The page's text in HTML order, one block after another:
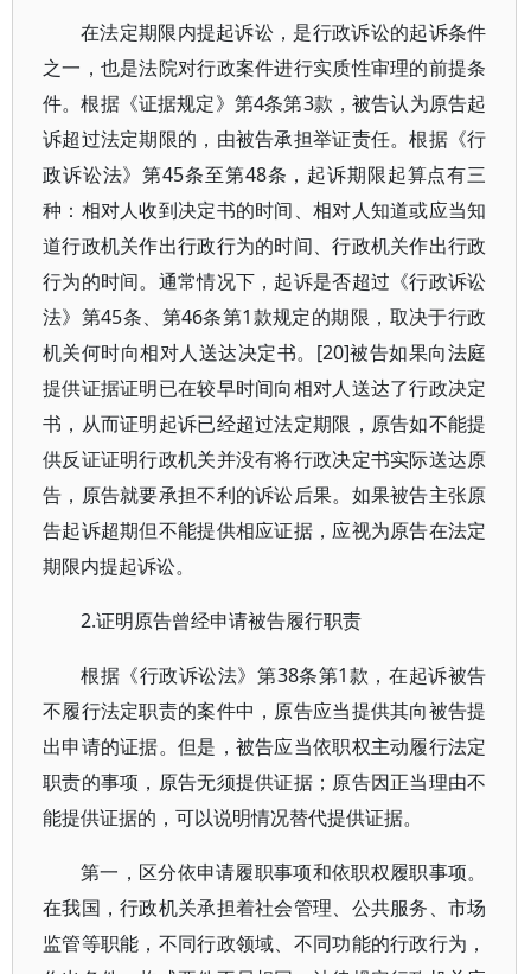
在法定期限内提起诉讼，是行政诉讼的起诉条件
之一，也是法院对行政案件进行实质性审理的前提条
件。根据《证据规定》第4条第3款，被告认为原告起
诉超过法定期限的，由被告承担举证责任。根据《行
政诉讼法》第45条至第48条，起诉期限起算点有三
种：相对人收到决定书的时间、相对人知道或应当知
道行政机关作出行政行为的时间、行政机关作出行政
行为的时间。通常情况下，起诉是否超过《行政诉讼
法》第45条、第46条第1款规定的期限，取决于行政
机关何时向相对人送达决定书。[20]被告如果向法庭
提供证据证明已在较早时间向相对人送达了行政决定
书，从而证明起诉已经超过法定期限，原告如不能提
供反证证明行政机关并没有将行政决定书实际送达原
告，原告就要承担不利的诉讼后果。如果被告主张原
告起诉超期但不能提供相应证据，应视为原告在法定
期限内提起诉讼。
2.证明原告曾经申请被告履行职责
根据《行政诉讼法》第38条第1款，在起诉被告
不履行法定职责的案件中，原告应当提供其向被告提
出申请的证据。但是，被告应当依职权主动履行法定
职责的事项，原告无须提供证据；原告因正当理由不
能提供证据的，可以说明情况替代提供证据。
第一，区分依申请履职事项和依职权履职事项。
在我国，行政机关承担着社会管理、公共服务、市场
监管等职能，不同行政领域、不同功能的行政行为，